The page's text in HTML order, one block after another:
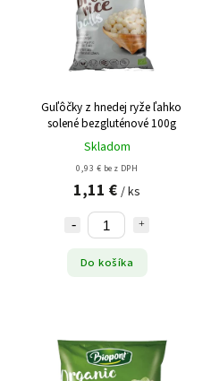
Najpredávanejšie
Guľôčky z hnedej ryže ľahko
solené bezgluténové 100g
Skladom
0,93 € bez DPH
1,11 € / ks
Do košíka